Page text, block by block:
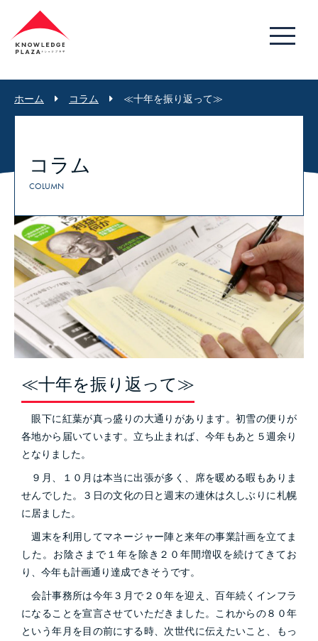
ホーム コラム ≪十年を振り返って≫
コラム
COLUMN
≪十年を振り返って≫
眼下に紅葉が真っ盛りの大通りがあります。初雪の便りが
各地から届いています。立ち止まれば、今年もあと５週余り
となりました。
９月、１０月は本当に出張が多く、席を暖める暇もありま
せんでした。３日の文化の日と週末の連休は久しぶりに札幌
に居ました。
週末を利用してマネージャー陣と来年の事業計画を立てま
した。お陰さまで１年を除き２０年間増収を続けてきてお
り、今年も計画通り達成できそうです。
会計事務所は今年３月で２０年を迎え、百年続くインフラ
になることを宣言させていただきました。これからの８０年
という年月を目の前にする時、次世代に伝えたいこと、もっ